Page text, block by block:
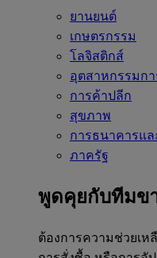
ยานยนต์
เกษตรกรรม
โลจิสติกส์
อุตสาหกรรมก
การค้าปลีก
สุขภาพ
การธนาคารแล
ภาครัฐ
พูดคุยกับทีมขา
ต้องการความช่วยเห